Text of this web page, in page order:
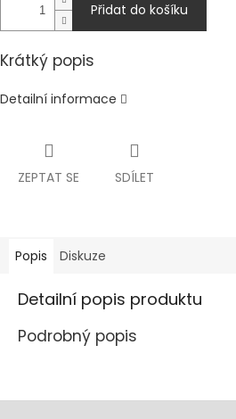
Přidat do košíku
Krátký popis
Detailní informace
ZEPTAT SE SDÍLET
Popis Diskuze
Detailní popis produktu
Podrobný popis